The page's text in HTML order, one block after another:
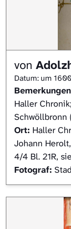
von
Datum: um
Haller
Schwöllbronn
Ort: Haller
Johann
4/4 Bl. 21R,
Fotograf: